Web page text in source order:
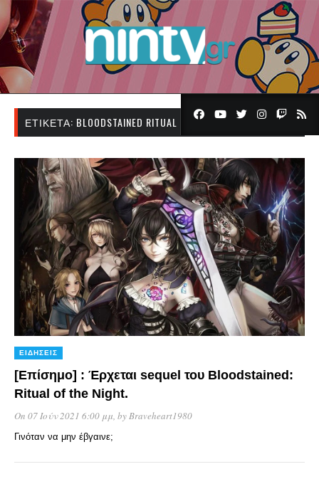
ΕΤΙΚΈΤΑ: BLOODSTAINED RITUAL OF THE NIGHT
ΕΙΔΉΣΕΙΣ
[Επίσημο] : Έρχεται sequel του Bloodstained:
Ritual of the Night.
On 07 Ιούν 2021 6:00 μμ, byBraveheart1980
Γινόταν να μην έβγαινε;